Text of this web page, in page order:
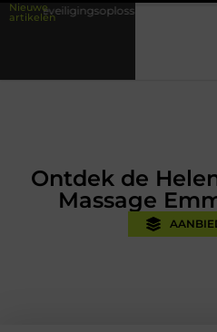
Nieuwe
artikelenmet kennis uit de praktijk
Ontdek de
Massage